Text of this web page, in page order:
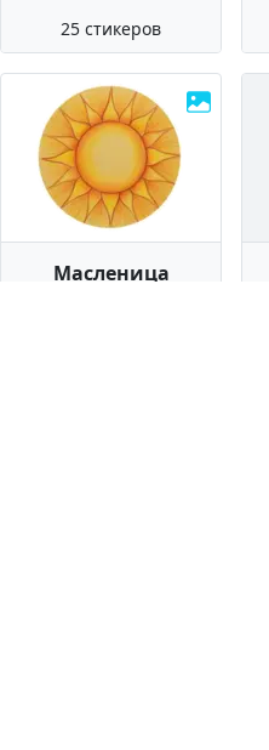
25 стикеров
Масленица